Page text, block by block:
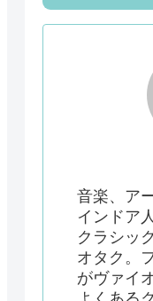
音楽、ア
インドア
クラシッ
オタク。
がヴァイ